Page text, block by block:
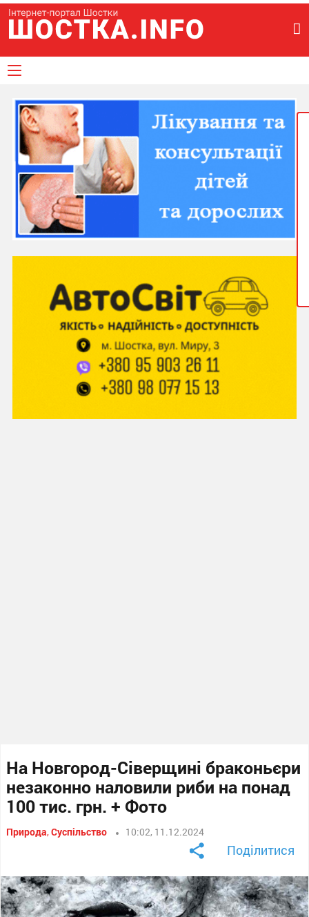
На Новгород-Сіверщині браконьєри
незаконно наловили риби на понад
100 тис. грн. + Фото
Природа,Суспільство 10:02, 11.12.2024
Поділитися